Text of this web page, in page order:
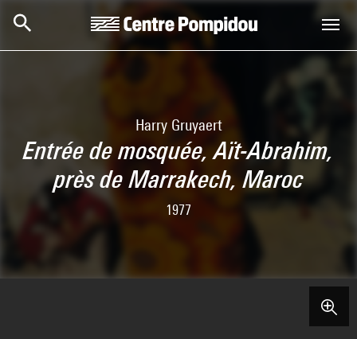
Aller au contenu principal
Centre Pompidou
Harry Gruyaert
Entrée de mosquée, Aït-Abrahim,
près de Marrakech, Maroc
1977